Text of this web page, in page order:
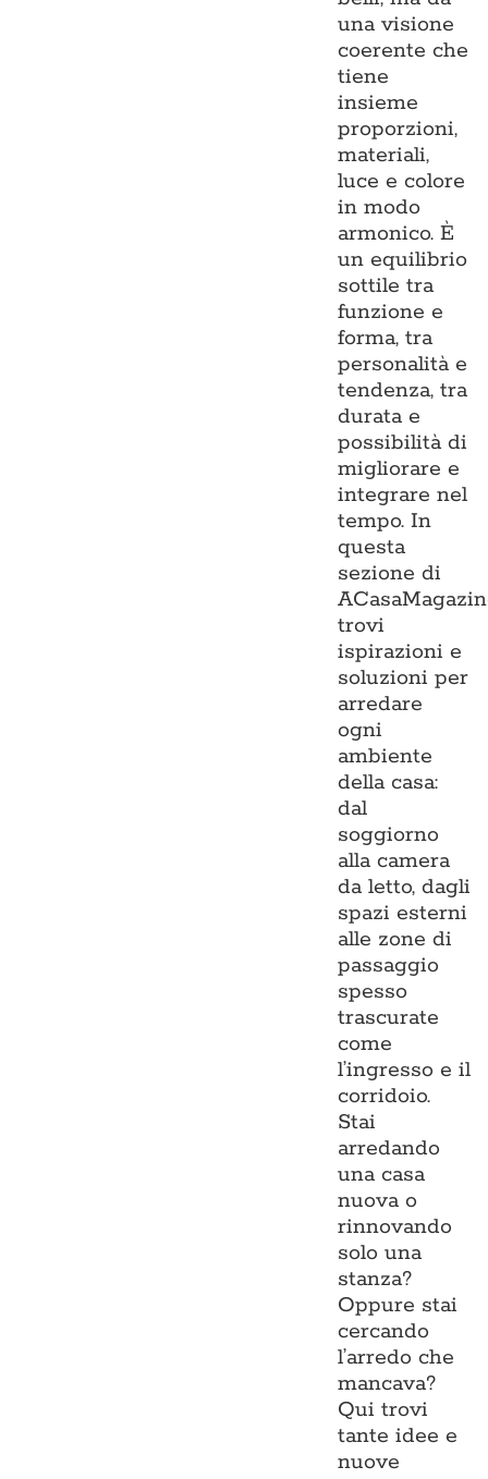
una visione
coerente che
tiene
insieme
proporzioni,
materiali,
luce e colore
in modo
armonico. È
un equilibrio
sottile tra
funzione e
forma, tra
personalità e
tendenza, tra
durata e
possibilità di
migliorare e
integrare nel
tempo. In
questa
sezione di
trovi
ispirazioni e
soluzioni per
arredare
ogni
ambiente
della casa:
dal
soggiorno
alla camera
da letto, dagli
spazi esterni
alle zone di
passaggio
spesso
trascurate
come
l’ingresso e il
corridoio.
Stai
arredando
una casa
nuova o
rinnovando
solo una
stanza?
Oppure stai
cercando
l’arredo che
mancava?
Qui trovi
tante idee e
nuove